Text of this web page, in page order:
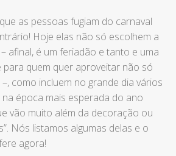
as pessoas fugiam do carnaval
Hoje elas não só escolhem a
afinal, é um feriadão e tanto e uma
quem quer aproveitar não só
como incluem no grande dia vários
época mais esperada do ano
vão muito além da decoração ou
Nós listamos algumas delas e o
agora!